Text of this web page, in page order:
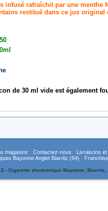
infusé rafraîchit par une menthe
restitué dans ce jus original
de 30 ml vide est également
magasins Contactez-nous Livraisons
Bayonne Anglet Biarritz (64)
- Cigarette electronique Bayonne, Biarritz,